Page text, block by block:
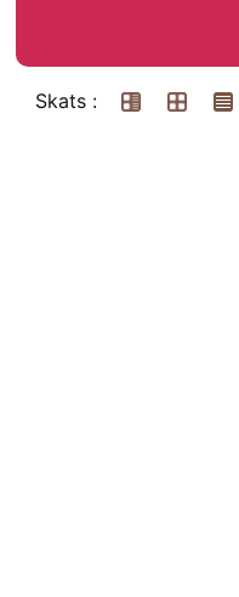
Skats :